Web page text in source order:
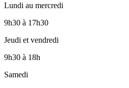
Lundi au mercredi
9h30 à 17h30
Jeudi et vendredi
9h30 à 18h
Samedi